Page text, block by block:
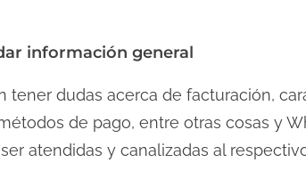
información general
tener dudas acerca de facturación,
de pago, entre otras cosas y
atendidas y canalizadas al